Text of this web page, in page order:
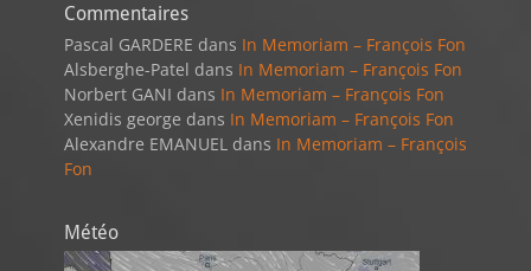
Commentaires
Pascal GARDERE dans In Memoriam – François Fon
Alsberghe-Patel dans In Memoriam – François Fon
Norbert GANI dans In Memoriam – François Fon
Xenidis george dans In Memoriam – François Fon
Alexandre EMANUEL dans In Memoriam – François
Fon
Météo